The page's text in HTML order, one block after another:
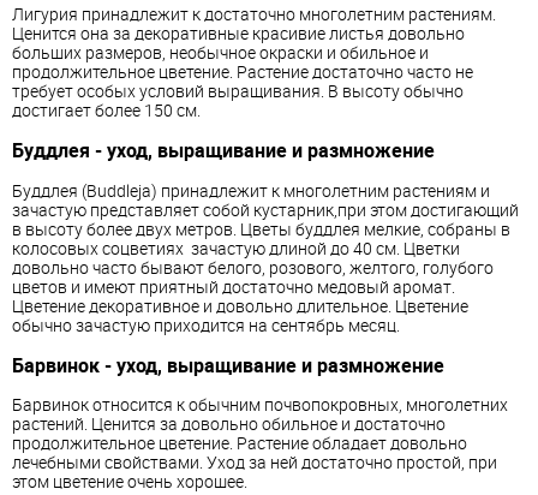
Лигурия принадлежит к достаточно многолетним растениям.
Ценится она за декоративные красивие листья довольно
больших размеров, необычное окраски и обильное и
продолжительное цветение. Растение достаточно часто не
требует особых условий выращивания. В высоту обычно
достигает более 150 см.
Буддлея - уход, выращивание и размножение
Буддлея (Buddleja) принадлежит к многолетним растениям и
зачастую представляет собой кустарник,при этом достигающий
в высоту более двух метров. Цветы буддлея мелкие, собраны в
колосовых соцветиях зачастую длиной до 40 см. Цветки
довольно часто бывают белого, розового, желтого, голубого
цветов и имеют приятный достаточно медовый аромат.
Цветение декоративное и довольно длительное. Цветение
обычно зачастую приходится на сентябрь месяц.
Барвинок - уход, выращивание и размножение
Барвинок относится к обычним почвопокровных, многолетних
растений. Ценится за довольно обильное и достаточно
продолжительное цветение. Растение обладает довольно
лечебными свойствами. Уход за ней достаточно простой, при
этом цветение очень хорошее.